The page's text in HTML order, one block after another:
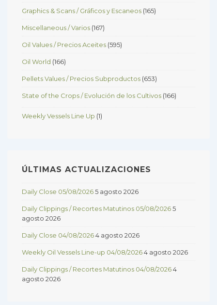
Graphics & Scans / Gráficos y Escaneos (165)
Miscellaneous / Varios (167)
Oil Values / Precios Aceites (595)
Oil World (166)
Pellets Values / Precios Subproductos (653)
State of the Crops / Evolución de los Cultivos (166)
Weekly Vessels Line Up (1)
ÚLTIMAS ACTUALIZACIONES
Daily Close 05/08/20265 agosto 2026
Daily Clippings / Recortes Matutinos 05/08/20265
agosto 2026
Daily Close 04/08/20264 agosto 2026
Weekly Oil Vessels Line-up 04/08/20264 agosto 2026
Daily Clippings / Recortes Matutinos 04/08/20264
agosto 2026